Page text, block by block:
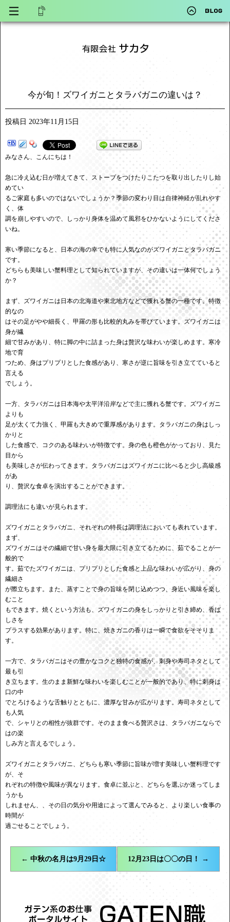
今が旬！ズワイガニとタラバガニの違いは？
投稿日 2023年11月15日
みなさん、こんにちは！
急に冷え込む日が増えてきて、ストーブをつけたりこたつを取り出したりし始
めてい
るご家庭も多いのではないでしょうか？季節の変わり目は自律神経が乱れやす
く、体
調を崩しやすいので、しっかり身体を温めて風邪をひかないようにしてくださ
いね。
寒い季節になると、日本の海の幸でも特に人気なのがズワイガニとタラバガニ
です。
どちらも美味しい蟹料理として知られていますが、その違いは一体何でしょう
か？
まず、ズワイガニは日本の北海道や東北地方などで獲れる蟹の一種です。特徴
的なの
はその足がやや細長く、甲羅の形も比較的丸みを帯びています。ズワイガニは
身が繊
細で甘みがあり、特に脚の中に詰まった身は贅沢な味わいが楽しめます。寒冷
地で育
つため、身はプリプリとした食感があり、寒さが逆に旨味を引き立てていると
言える
でしょう。
一方、タラバガニは日本海や太平洋沿岸などで主に獲れる蟹です。ズワイガニ
よりも
足が太くて力強く、甲羅も大きめで重厚感があります。タラバガニの身はしっ
かりと
した食感で、コクのある味わいが特徴です。身の色も橙色がかっており、見た
目から
も美味しさが伝わってきます。タラバガニはズワイガニに比べると少し高級感
があ
り、贅沢な食卓を演出することができます。
調理法にも違いが見られます。
ズワイガニとタラバガニ、それぞれの特長は調理法においても表れています。
まず、
ズワイガニはその繊細で甘い身を最大限に引き立てるために、茹でることが一
般的で
す。茹でたズワイガニは、プリプリとした食感と上品な味わいが広がり、身の
繊細さ
が際立ちます。また、蒸すことで身の旨味を閉じ込めつつ、身近い風味を楽し
むこと
もできます。焼くという方法も、ズワイガニの身をしっかりと引き締め、香ば
しさを
プラスする効果があります。特に、焼きガニの香りは一瞬で食欲をそそりま
す。
一方で、タラバガニはその豊かなコクと独特の食感が、刺身や寿司ネタとして
最も引
き立ちます。生のまま新鮮な味わいを楽しむことが一般的であり、特に刺身は
口の中
でとろけるような舌触りとともに、濃厚な甘みが広がります。寿司ネタとして
も人気
で、シャリとの相性が抜群です。そのまま食べる贅沢さは、タラバガニならで
はの楽
しみ方と言えるでしょう。
ズワイガニとタラバガニ、どちらも寒い季節に旨味が増す美味しい蟹料理です
が、そ
れぞれの特徴や風味が異なります。食卓に並ぶと、どちらを選ぶか迷ってしま
うかも
しれません、、その日の気分や用途によって選んでみると、より楽しい食事の
時間が
過ごせることでしょう。
← 中秋の名月は9月29日☆ 12月23日は〇〇の日！ →